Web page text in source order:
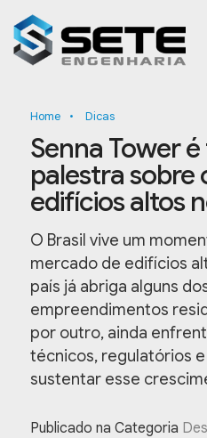
Home • Dicas
Senna Tower
palestra sobre
edifícios altos
O Brasil vive um
mercado de edifícios
país já abriga alguns
empreendimentos
por outro, ainda
técnicos, regulatórios
sustentar esse
Publicado na Categoria